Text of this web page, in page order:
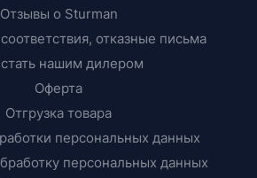
Отзывы о Sturman
отказные письма
нашим дилером
Оферта
Отгрузка товара
персональных данных
персональных данных